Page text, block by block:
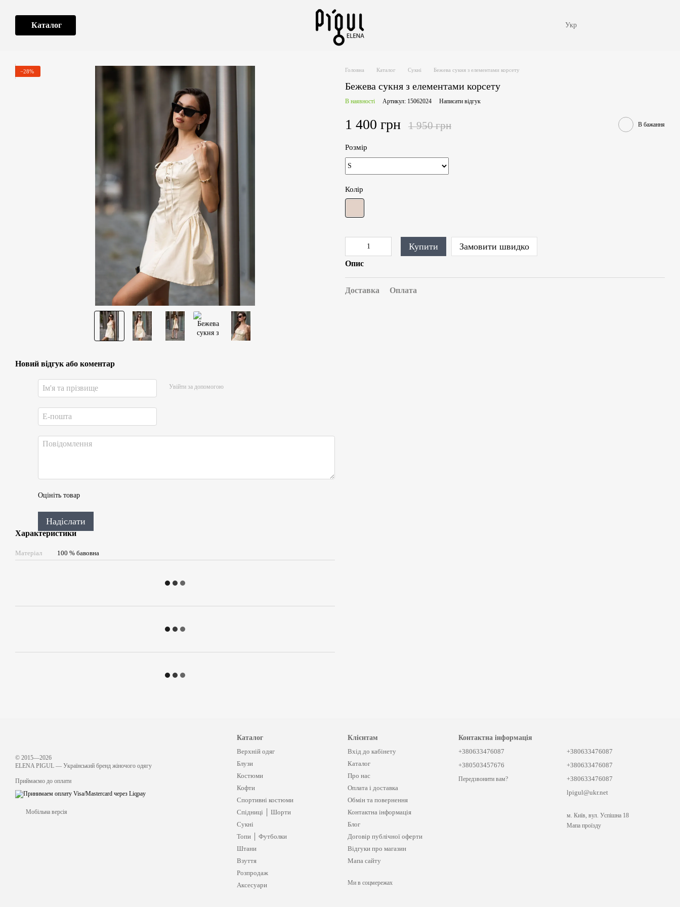
Каталог Укр
−28%
Новий відгук або коментар
Увійти за допомогою
Оцініть товар
Надіслати
Характеристики
Матеріал 100 % бавовна
Головна Каталог Сукні Бежева сукня з елементами корсету
Бежева сукня з елементами корсету
В наявності Артикул: 15062024 Написати відгук
1 400 грн 1 950 грн В бажання
Розмір
Колір
Купити Замовити швидко
Опис
Доставка Оплата
© 2015—2026
ЕLENA PIGUL — Український бренд жіночого одягу
Приймаємо до оплати
Мобільна версія
Каталог
Верхній одяг
Блузи
Костюми
Кофти
Спортивні костюми
Спідниці │ Шорти
Сукні
Топи │ Футболки
Штани
Взуття
Розпродаж
Аксесуари
Клієнтам
Вхід до кабінету
Каталог
Про нас
Оплата і доставка
Обмін та повернення
Контактна інформація
Блог
Договір публічної оферти
Відгуки про магазин
Мапа сайту
Ми в соцмережах
Контактна інформація
+380633476087
+380503457676
Передзвонити вам?
+380633476087
+380633476087
+380633476087
lpigul@ukr.net
м. Київ, вул. Успішна 18
Мапа проїзду